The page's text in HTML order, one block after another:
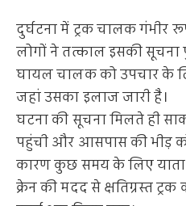
दुर्घटना में ट्रक चालक गंभीर
लोगों ने तत्काल इसकी
घायल चालक को उपचार के
जहां उसका इलाज जारी है।
घटना की सूचना मिलते ही
पहुंची और आसपास की भीड़ को
कारण कुछ समय के लिए
क्रेन की मदद से क्षतिग्रस्त